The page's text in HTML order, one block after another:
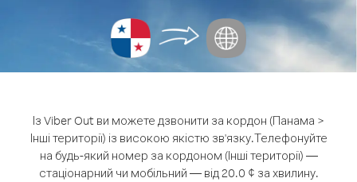
Із Viber Out ви можете дзвонити за кордон (Панама >
Інші території) із високою якістю зв'язку.Телефонуйте
на будь-який номер за кордоном (Інші території) —
стаціонарний чи мобільний — від 20.0 ¢ за хвилину.